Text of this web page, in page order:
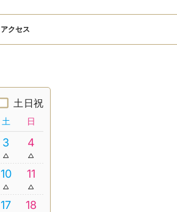
アクセス
土日祝
土 日
3 4
10 11
17 18